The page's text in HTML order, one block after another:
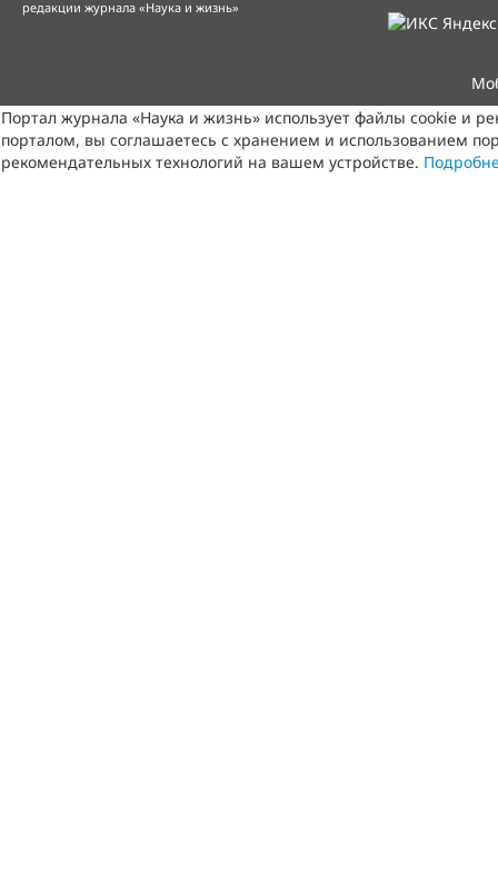
редакции журнала «Наука и жизнь»
Портал журнала «Наука и жизнь» использует файлы cookie и
порталом, вы соглашаетесь с хранением и использованием
рекомендательных технологий на вашем устройстве.